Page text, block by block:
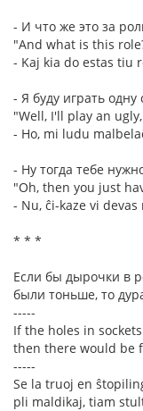
- И что же это за
"And what is this
- Kaj kia do estas tiu
- Я буду играть
"Well, I'll play an
- Ho, mi ludu
- Ну тогда тебе
"Oh, then you just
- Nu, ĉi-kaze vi
* * *
Если бы дырочки в
были тоньше, то
-----
If the holes in
then there would be
-----
Se la truoj en
pli maldikaj, tiam